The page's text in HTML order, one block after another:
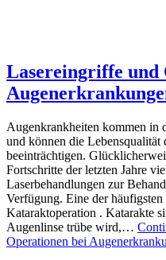
Lasereingriffe und
Augenkrankheiten kommen in
und können die Lebensqualität
beeinträchtigen.
Fortschritte der letzten Jahre
Laserbehandlungen zur
Verfügung. Eine der
Kataraktoperation . Katarakte
Augenlinse trübe wird,…
Operationen bei